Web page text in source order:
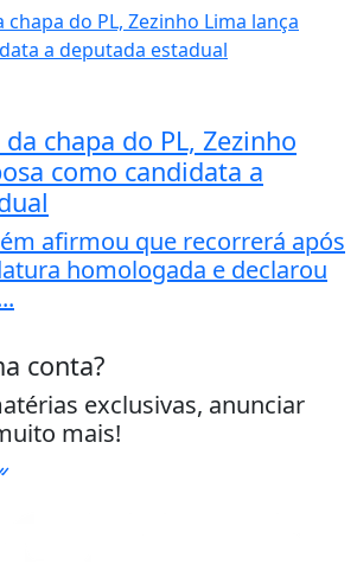
chapa do PL, Zezinho
como candidata a
afirmou que recorrerá após
homologada e declarou
conta?
exclusivas, anunciar
mais!